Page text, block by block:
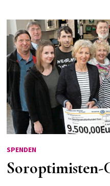
SPENDEN
Soroptimisten-